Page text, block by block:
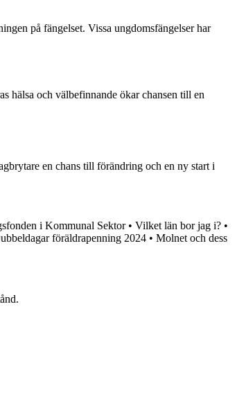
på fängelset. Vissa ungdomsfängelser har
hälsa och välbefinnande ökar chansen till en
en chans till förändring och en ny start i
i Kommunal Sektor• Vilket län bor jag i? •
föräldrapenning 2024 • Molnet och dess